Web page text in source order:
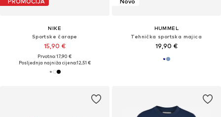
NIKE
Sportske čarape
15,90 €
Prvotno: 17,90 €
Posljednja najniža cijena:12,51 €
HUMMEL
Tehnička sportska majica
19,90 €